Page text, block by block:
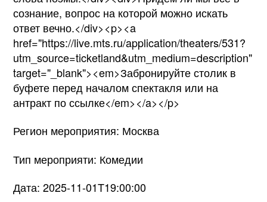
сознание, вопрос на которой можно искать
ответ вечно.</div><p><a
href="https://live.mts.ru/application/theaters/531?
utm_source=ticketland&utm_medium=description"
target="_blank"><em>Забронируйте столик в
буфете перед началом спектакля или на
антракт по ссылке</em></a></p>
Регион мероприятия: Москва
Тип мероприяти: Комедии
Дата: 2025-11-01T19:00:00